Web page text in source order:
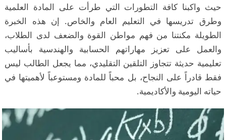
حيث واكبنا كافة التطورات التي طرأت على المادة العلمية
وطرق تدريسها في التعليم العام والخاص. إن هذه الخبرة
الطويلة مكنتنا من فهم مواطن القوة والضعف لدى الطلاب،
والعمل على تعزيز مهاراتهم الحسابية والهندسية بأساليب
تعليمية حديثة تتجاوز التلقين التقليدي، مما يجعل الطالب ليس
فقط قادراً على النجاح، بل محباً للمادة ومستوعباً لأهميتها في
حياته اليومية والأكاديمية.